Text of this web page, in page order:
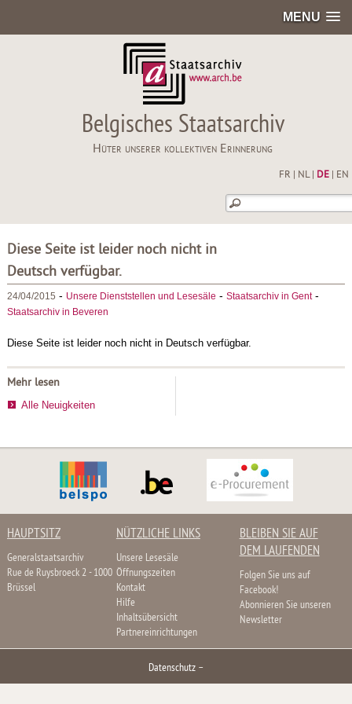
MENU
Belgisches Staatsarchiv
Hüter unserer kollektiven Erinnerung
FR NL| DE| EN
Diese Seite ist leider noch nicht in
Deutsch verfügbar.
24/04/2015 - Unsere Dienststellen und Lesesäle - Staatsarchiv in Gent-
Staatsarchiv in Beveren
Diese Seite ist leider noch nicht in Deutsch verfügbar.
Mehr lesen
Alle Neuigkeiten
HAUPTSITZ
Generalstaatsarchiv
Rue de Ruysbroeck 2 - 1000
Brüssel
NÜTZLICHE LINKS
Unsere Lesesäle
Öffnungszeiten
Kontakt
Hilfe
Inhaltsübersicht
Partnereinrichtungen
BLEIBEN SIE AUF
DEM LAUFENDEN
Folgen Sie uns auf
Facebook!
Abonnieren Sie unseren
Newsletter
Datenschutz –